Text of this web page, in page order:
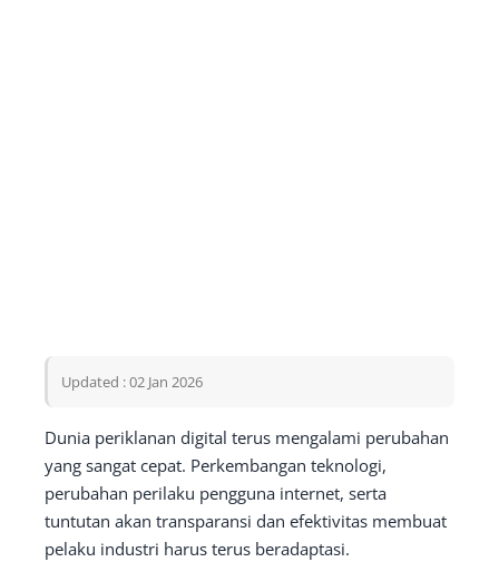
Updated : 02 Jan 2026
Dunia periklanan digital terus mengalami perubahan
yang sangat cepat. Perkembangan teknologi,
perubahan perilaku pengguna internet, serta
tuntutan akan transparansi dan efektivitas membuat
pelaku industri harus terus beradaptasi.